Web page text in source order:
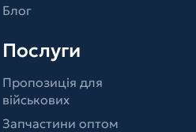
Блог
Послуги
Пропозиція для
військових
Запчастини оптом